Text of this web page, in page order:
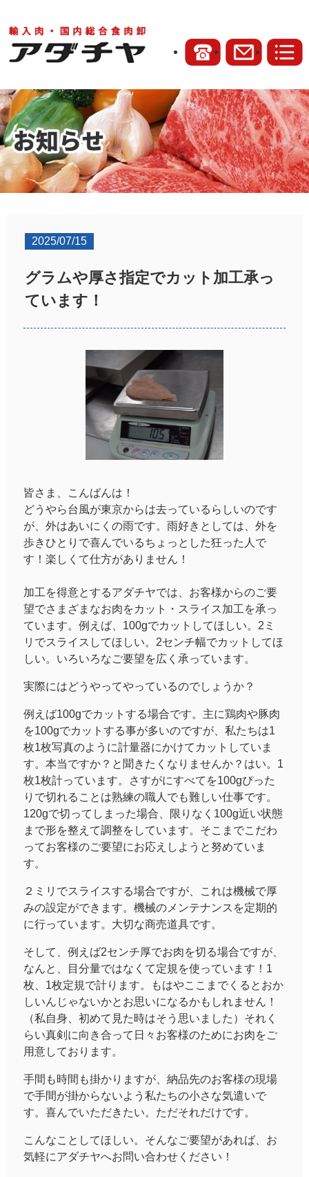
2025/07/15
グラムや厚さ指定でカット加工承っ
ています！
皆さま、こんばんは！
どうやら台風が東京からは去っているらしいのです
が、外はあいにくの雨です。雨好きとしては、外を
歩きひとりで喜んでいるちょっとした狂った人で
す！楽しくて仕方がありません！
加工を得意とするアダチヤでは、お客様からのご要
望でさまざまなお肉をカット・スライス加工を承っ
ています。例えば、100gでカットしてほしい。2ミ
リでスライスしてほしい。2センチ幅でカットしてほ
しい。いろいろなご要望を広く承っています。
実際にはどうやってやっているのでしょうか？
例えば100gでカットする場合です。主に鶏肉や豚肉
を100gでカットする事が多いのですが、私たちは1
枚1枚写真のように計量器にかけてカットしていま
す。本当ですか？と聞きたくなりませんか？はい。1
枚1枚計っています。さすがにすべてを100gぴった
りで切れることは熟練の職人でも難しい仕事です。
120gで切ってしまった場合、限りなく100g近い状態
まで形を整えて調整をしています。そこまでこだわ
ってお客様のご要望にお応えしようと努めていま
す。
２ミリでスライスする場合ですが、これは機械で厚
みの設定ができます。機械のメンテナンスを定期的
に行っています。大切な商売道具です。
そして、例えば2センチ厚でお肉を切る場合ですが、
なんと、目分量ではなくて定規を使っています！1
枚、1枚定規で計ります。もはやここまでくるとおか
しいんじゃないかとお思いになるかもしれません！
（私自身、初めて見た時はそう思いました）それく
らい真剣に向き合って日々お客様のためにお肉をご
用意しております。
手間も時間も掛かりますが、納品先のお客様の現場
で手間が掛からないよう私たちの小さな気遣いで
す。喜んでいただきたい。ただそれだけです。
こんなことしてほしい。そんなご要望があれば、お
気軽にアダチヤへお問い合わせください！